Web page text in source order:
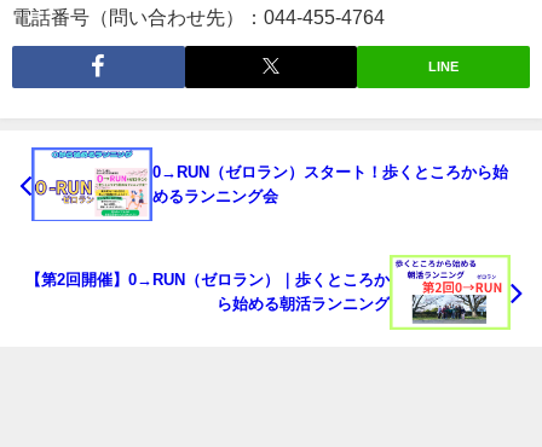
電話番号（問い合わせ先）：044-455-4764
LINE
0→RUN（ゼロラン）スタート！歩くところから始
めるランニング会
【第2回開催】0→RUN（ゼロラン）｜歩くところか
ら始める朝活ランニング